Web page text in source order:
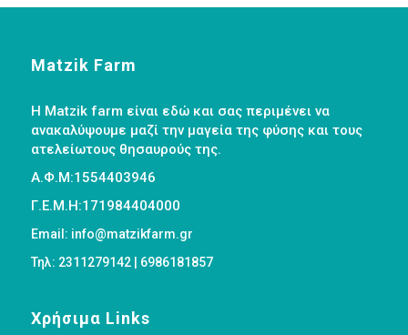
Matzik Farm
Η Matzik farm είναι εδώ και σας περιμένει να
ανακαλύψουμε μαζί την μαγεία της φύσης και τους
ατελείωτους θησαυρούς της.
Α.Φ.Μ:1554403946
Γ.Ε.Μ.Η:171984404000
Email: info@matzikfarm.gr
Τηλ: 2311279142 | 6986181857
Χρήσιμα Links